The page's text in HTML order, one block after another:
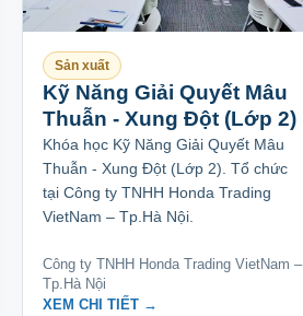
Sản xuất
Kỹ Năng Giải Quyết Mâu
Thuẫn - Xung Đột (Lớp 2)
Khóa học Kỹ Năng Giải Quyết Mâu
Thuẫn - Xung Đột (Lớp 2). Tổ chức
tại Công ty TNHH Honda Trading
VietNam – Tp.Hà Nội.
Công ty TNHH Honda Trading VietNam –
Tp.Hà Nội
XEM CHI TIẾT →